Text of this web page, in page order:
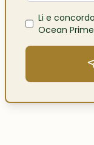
Li e
Ocean Prime